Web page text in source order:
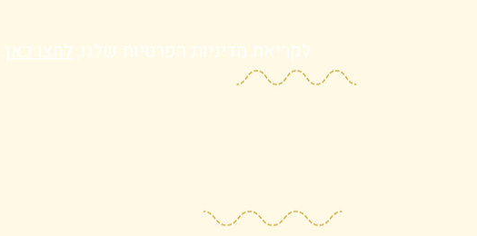
לקריאת מדיניות הפרטיות שלנו, לחצו כאן